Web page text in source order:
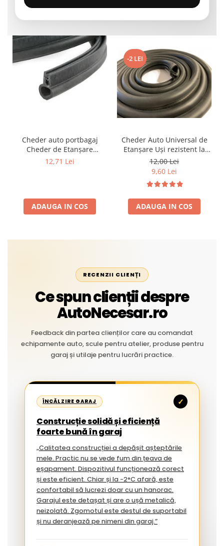
Cheder auto portbagaj
Cheder de Etanșare
Profesional din Cauciuc -
Liniar
12,71 Lei
ADAUGA IN COS
-2 LEI
Cheder Auto Universal de
Etanșare Uși rezistent la
intemperii, raze UV,
îmbătrânire și temperaturi
extreme
12,00 Lei
9,60 Lei
ADAUGA IN COS
RECENZII CLIENȚI
Ce spun clienții despre
AutoNecesar.ro
Feedback din partea clienților care au comandat
echipamente auto, scule pentru atelier, produse pentru
garaj și utilaje pentru lucrări practice.
ÎNCĂLZIRE GARAJ ✓
Construcție solidă și eficiență
foarte bună în garaj
„Calitatea construcției a depășit așteptările
mele. Practic nu se vede fum din țeava de
eșapament. Dispozitivul funcționează corect
și este eficient. Chiar și la -2°C afară, este
confortabil să lucrezi doar cu un hanorac.
Garajul este detașat și are o ușă metalică,
neizolată. Zgomotul este destul de suportabil
și nu deranjează pe nimeni din garaj.”